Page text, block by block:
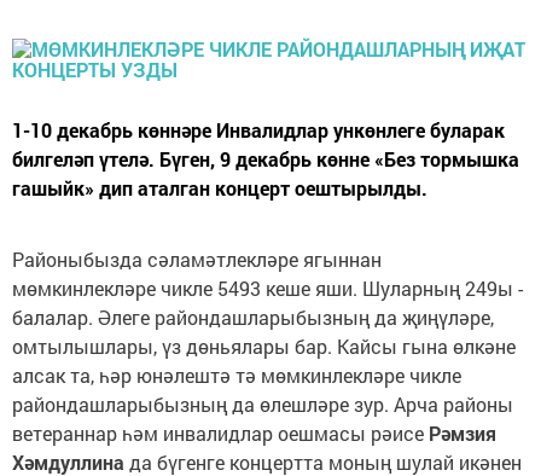
1-10 декабрь көннәре Инвалидлар ункөнлеге буларак
билгеләп үтелә. Бүген, 9 декабрь көнне «Без тормышка
гашыйк» дип аталган концерт оештырылды.
Районыбызда сәламәтлекләре ягыннан
мөмкинлекләре чикле 5493 кеше яши. Шуларның 249ы -
балалар. Әлеге райондашларыбызның да җиңүләре,
омтылышлары, үз дөньялары бар. Кайсы гына өлкәне
алсак та, һәр юнәлештә тә мөмкинлекләре чикле
райондашларыбызның да өлешләре зур. Арча районы
ветераннар һәм инвалидлар оешмасы рәисе Рәмзия
Хәмдуллина да бүгенге концертта моның шулай икәнен